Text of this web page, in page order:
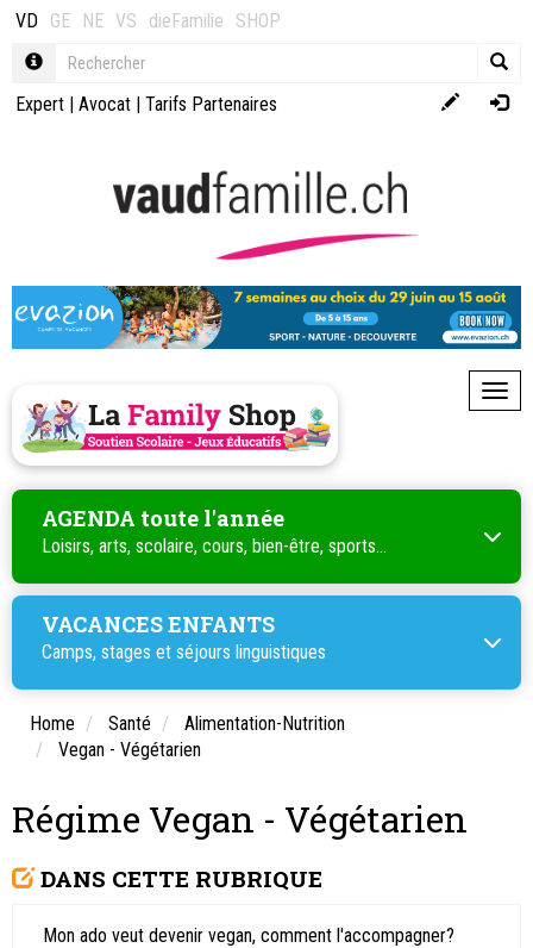
VD GE NE VS dieFamilie SHOP
Expert | Avocat | Tarifs Partenaires
AGENDA toute l'année
Loisirs, arts, scolaire, cours, bien-être, sports...
VACANCES ENFANTS
Camps, stages et séjours linguistiques
Home Santé
Alimentation-Nutrition
Vegan - Végétarien
Régime Vegan - Végétarien
DANS CETTE RUBRIQUE
Mon ado veut devenir vegan, comment l'accompagner?